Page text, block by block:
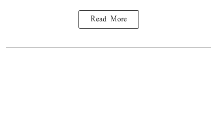
Read More